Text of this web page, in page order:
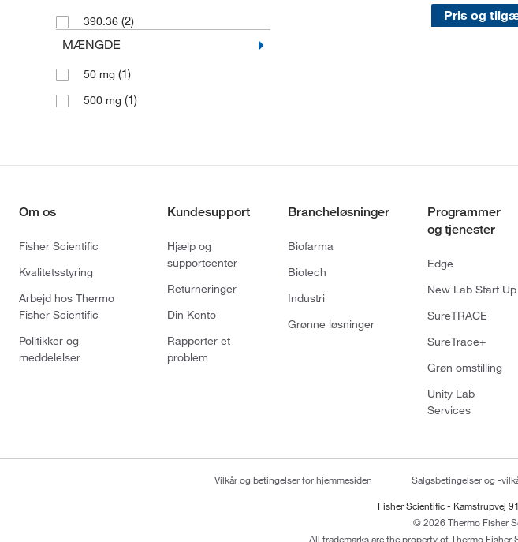
390.36 (2)
MÆNGDE
50 mg (1)
500 mg (1)
Pris og
Om os
Fisher Scientific
Kvalitetsstyring
Arbejd hos Thermo
Fisher Scientific
Politikker og
meddelelser
Kundesupport
Hjælp og
supportcenter
Returneringer
Din Konto
Rapporter et
problem
Brancheløsninger
Biofarma
Biotech
Industri
Grønne løsninger
Programmer
og tjenester
Edge
New Lab Start Up
SureTRACE
SureTrace+
Grøn omstilling
Unity Lab
Services
Vilkår og betingelser for hjemmesiden Salgsbetingelser og -
Fisher Scientific - Kamstrupvej
© 2026 Thermo Fisher
All trademarks are the property of Thermo